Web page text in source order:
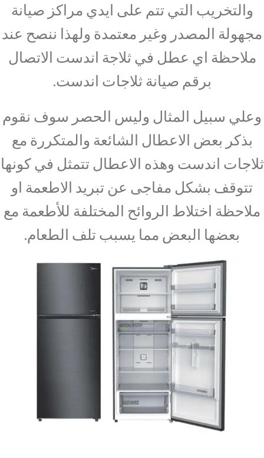
والتخريب التي تتم على ايدي مراكز صيانة
مجهولة المصدر وغير معتمدة ولهذا ننصح عند
ملاحظة اي عطل في ثلاجة اندست الاتصال
برقم صيانة ثلاجات اندست.
وعلي سبيل المثال وليس الحصر سوف نقوم
بذكر بعض الاعطال الشائعة والمتكررة مع
ثلاجات اندست وهذه الاعطال تتمثل في كونها
تتوقف بشكل مفاجى عن تبريد الاطعمة او
ملاحظة اختلاط الروائح المختلفة للأطعمة مع
بعضها البعض مما يسبب تلف الطعام.